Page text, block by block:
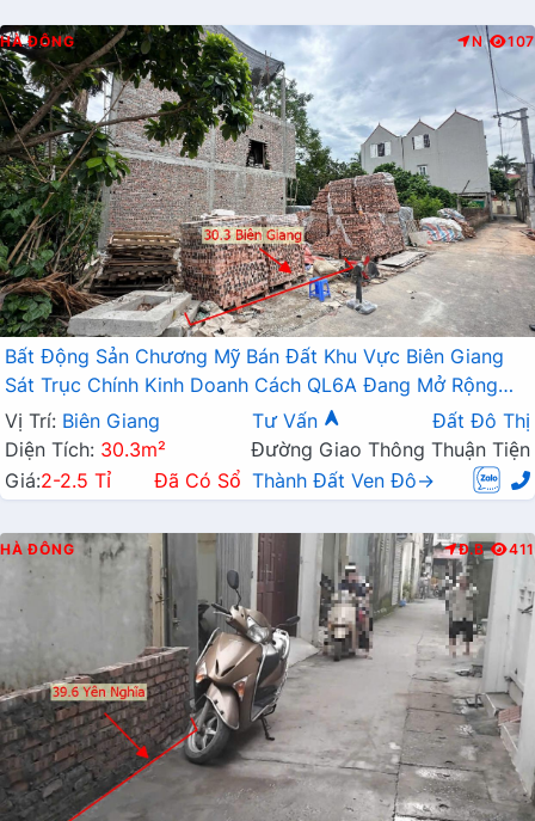
HÀ ĐÔNG N 107
Bất Động Sản Chương Mỹ Bán Đất Khu Vực Biên Giang
Sát Trục Chính Kinh Doanh Cách QL6A Đang Mở Rộng
Chỉ Vài Trăm Mét
Vị Trí: Biên Giang Tư Vấn
Đất Đô Thị
Diện Tích: 30.3m²
Đường Giao Thông Thuận Tiện
Giá:2-2.5 Tỉ Đã Có Sổ Thành Đất Ven Đô→
HÀ ĐÔNG Đ.B 411